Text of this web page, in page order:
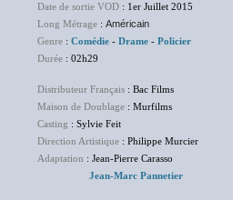
Date de sortie VOD : 1er Juillet 2015
Long Métrage : Américain
Genre : Comédie - Drame - Policier
Durée : 02h29
Distributeur Français : Bac Films
Maison de Doublage : Murfilms
Casting : Sylvie Feit
Direction Artistique : Philippe Murcier
Adaptation : Jean-Pierre Carasso
Jean-Marc Pannetier